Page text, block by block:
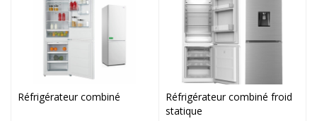
Réfrigérateur combiné
Réfrigérateur combiné froid
statique